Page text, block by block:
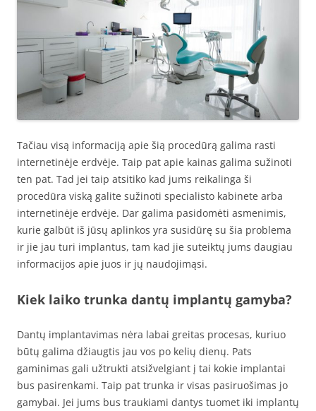
Tačiau visą informaciją apie šią procedūrą galima rasti
internetinėje erdvėje. Taip pat apie kainas galima sužinoti
ten pat. Tad jei taip atsitiko kad jums reikalinga ši
procedūra viską galite sužinoti specialisto kabinete arba
internetinėje erdvėje. Dar galima pasidomėti asmenimis,
kurie galbūt iš jūsų aplinkos yra susidūrę su šia problema
ir jie jau turi implantus, tam kad jie suteiktų jums daugiau
informacijos apie juos ir jų naudojimąsi.
Kiek laiko trunka dantų implantų gamyba?
Dantų implantavimas nėra labai greitas procesas, kuriuo
būtų galima džiaugtis jau vos po kelių dienų. Pats
gaminimas gali užtrukti atsižvelgiant į tai kokie implantai
bus pasirenkami. Taip pat trunka ir visas pasiruošimas jo
gamybai. Jei jums bus traukiami dantys tuomet iki implantų